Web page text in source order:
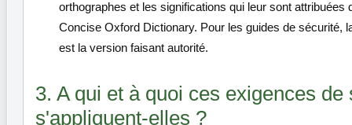
orthographes et les significations qui leur sont attribuées
Concise Oxford Dictionary. Pour les guides de sécurité,
est la version faisant autorité.
3. A qui et à quoi ces exigences de
s'appliquent-elles ?